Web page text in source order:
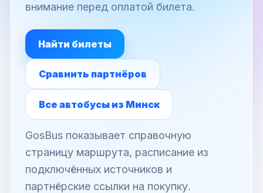
внимание перед оплатой билета.
Найти билеты
Сравнить партнёров
Все автобусы из Минск
GosBus показывает справочную
страницу маршрута, расписание из
подключённых источников и
партнёрские ссылки на покупку.